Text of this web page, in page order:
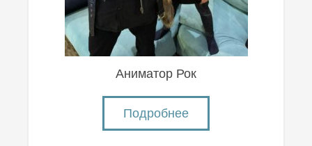
Аниматор Рок
Подробнее